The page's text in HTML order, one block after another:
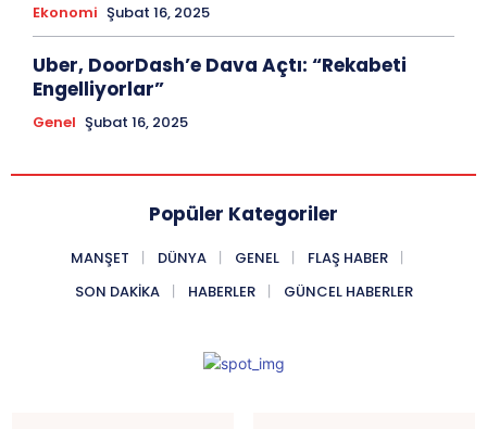
Ekonomi Şubat 16, 2025
Uber, DoorDash’e Dava Açtı: “Rekabeti
Engelliyorlar”
Genel Şubat 16, 2025
Popüler Kategoriler
MANŞET DÜNYA GENEL
FLAŞ HABER
SON DAKIKA
HABERLER GÜNCEL HABERLER